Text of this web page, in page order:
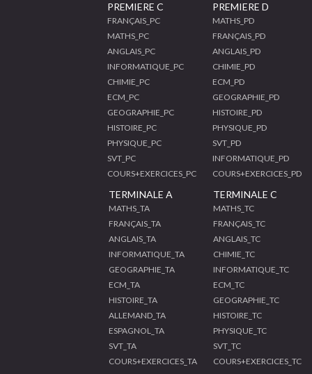
PREMIERE C
FRANÇAIS_PC
MATHS_PC
ANGLAIS_PC
INFORMATIQUE_PC
CHIMIE_PC
ECM_PC
GEOGRAPHIE_PC
HISTOIRE_PC
PHYSIQUE_PC
SVT_PC
COURS+EXERCICES_PC
PREMIERE D
MATHS_PD
FRANÇAIS_PD
ANGLAIS_PD
CHIMIE_PD
ECM_PD
GEOGRAPHIE_PD
HISTOIRE_PD
PHYSIQUE_PD
SVT_PD
INFORMATIQUE_PD
COURS+EXERCICES_PD
TERMINALE A
MATHS_TA
FRANÇAIS_TA
ANGLAIS_TA
INFORMATIQUE_TA
GEOGRAPHIE_TA
ECM_TA
HISTOIRE_TA
ALLEMAND_TA
ESPAGNOL_TA
SVT_TA
COURS+EXERCICES_TA
TERMINALE C
MATHS_TC
FRANÇAIS_TC
ANGLAIS_TC
CHIMIE_TC
INFORMATIQUE_TC
ECM_TC
GEOGRAPHIE_TC
HISTOIRE_TC
PHYSIQUE_TC
SVT_TC
COURS+EXERCICES_TC